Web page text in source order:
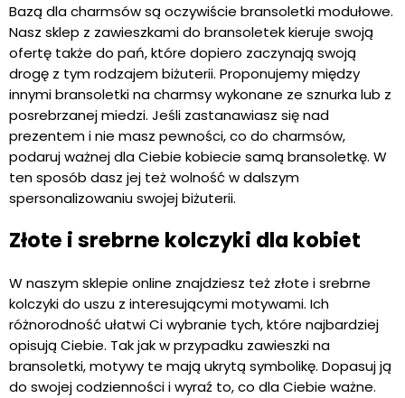
Bazą dla charmsów są oczywiście bransoletki modułowe.
Nasz sklep z zawieszkami do bransoletek kieruje swoją
ofertę także do pań, które dopiero zaczynają swoją
drogę z tym rodzajem biżuterii. Proponujemy między
innymi bransoletki na charmsy wykonane ze sznurka lub z
posrebrzanej miedzi. Jeśli zastanawiasz się nad
prezentem i nie masz pewności, co do charmsów,
podaruj ważnej dla Ciebie kobiecie samą bransoletkę. W
ten sposób dasz jej też wolność w dalszym
spersonalizowaniu swojej biżuterii.
Złote i srebrne kolczyki dla kobiet
W naszym sklepie online znajdziesz też złote i srebrne
kolczyki do uszu z interesującymi motywami. Ich
różnorodność ułatwi Ci wybranie tych, które najbardziej
opisują Ciebie. Tak jak w przypadku zawieszki na
bransoletki, motywy te mają ukrytą symbolikę. Dopasuj ją
do swojej codzienności i wyraź to, co dla Ciebie ważne.